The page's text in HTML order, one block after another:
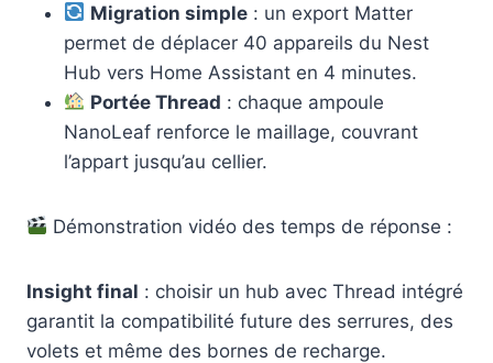
Migration simple : un export Matter
permet de déplacer 40 appareils du Nest
Hub vers Home Assistant en 4 minutes.
Portée Thread : chaque ampoule
NanoLeaf renforce le maillage, couvrant
l’appart jusqu’au cellier.
Démonstration vidéo des temps de réponse :
Insight final : choisir un hub avec Thread intégré
garantit la compatibilité future des serrures, des
volets et même des bornes de recharge.